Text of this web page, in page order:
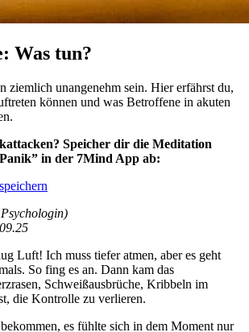
Was tun?
ziemlich unangenehm sein. Hier erfährst du,
können und was Betroffene in akuten
Speicher dir die Meditation
in der 7Mind App ab:
Luft! Ich muss tiefer atmen, aber es geht
So fing es an. Dann kam das
Schweißausbrüche, Kribbeln im
die Kontrolle zu verlieren.
es fühlte sich in dem Moment nur